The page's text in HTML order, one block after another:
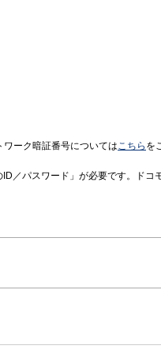
ーク暗証番号についてはこちら を
／パスワード」が必要です。ドコ